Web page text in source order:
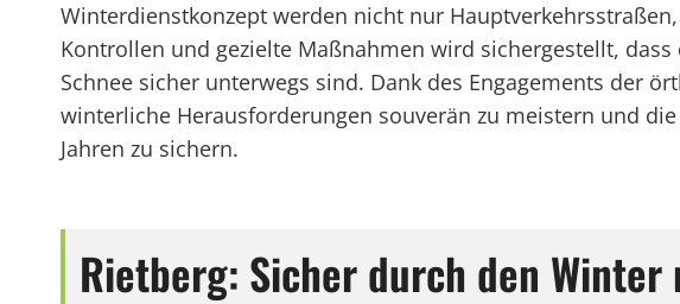
Winterdienstkonzept werden nicht nur
Kontrollen und gezielte Maßnahmen wird sichergestellt,
Schnee sicher unterwegs sind. Dank des Engagements der
winterliche Herausforderungen souverän zu meistern und
Jahren zu sichern.
Rietberg: Sicher durch den